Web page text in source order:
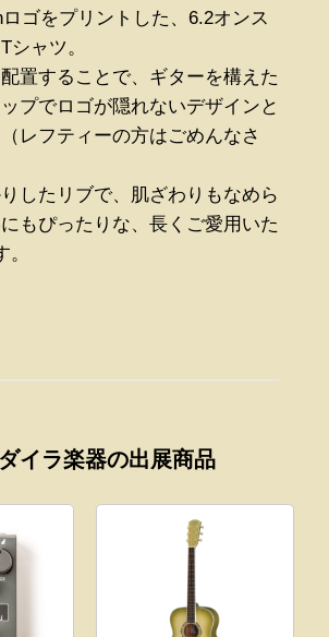
ゴをプリントした、6.2オンス
シャツ。
置することで、ギターを構えた
プでロゴが隠れないデザインと
レフティーの方はごめんなさ
したリブで、肌ざわりもなめら
もぴったりな、長くご愛用いた
イラ楽器の出展商品